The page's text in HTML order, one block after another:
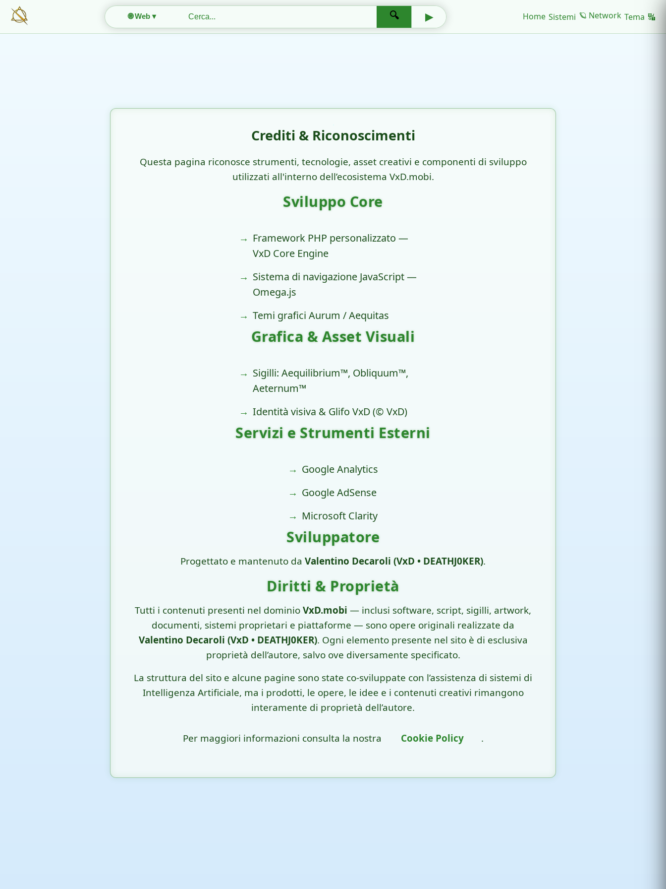
🌐 Web ▾ 🔍 ▶ Home Sistemi 🪐 Network Tema 🔣
Crediti & Riconoscimenti
Questa pagina riconosce strumenti, tecnologie, asset creativi e componenti di sviluppo
utilizzati all'interno dell’ecosistema VxD.mobi.
Sviluppo Core
Framework PHP personalizzato —
VxD Core Engine
Sistema di navigazione JavaScript —
Omega.js
Temi grafici Aurum / Aequitas
Grafica & Asset Visuali
Sigilli: Aequilibrium™, Obliquum™,
Aeternum™
Identità visiva & Glifo VxD (© VxD)
Servizi e Strumenti Esterni
Google Analytics
Google AdSense
Microsoft Clarity
Sviluppatore
Progettato e mantenuto da Valentino Decaroli (VxD • DEATHJ0KER).
Diritti & Proprietà
Tutti i contenuti presenti nel dominioVxD.mobi — inclusi software, script, sigilli, artwork,
documenti, sistemi proprietari e piattaforme — sono opere originali realizzate da
Valentino Decaroli (VxD • DEATHJ0KER). Ogni elemento presente nel sito è di esclusiva
proprietà dell’autore, salvo ove diversamente specificato.
La struttura del sito e alcune pagine sono state co-sviluppate con l’assistenza di sistemi di
Intelligenza Artificiale, ma i prodotti, le opere, le idee e i contenuti creativi rimangono
interamente di proprietà dell’autore.
Per maggiori informazioni consulta la nostra Cookie Policy .